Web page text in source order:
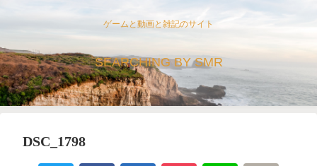
ゲームと動画と雑記のサイト
SEARCHING BY SMR
DSC_1798